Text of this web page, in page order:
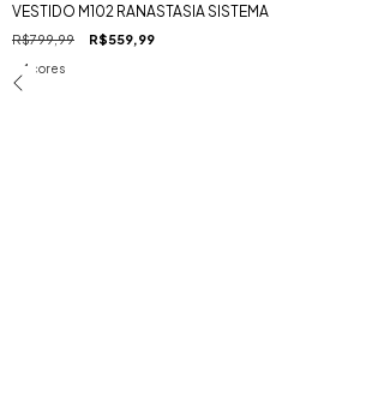
VESTIDO M102 RANASTASIA SISTEMA
R$799,99 R$559,99
4 cores